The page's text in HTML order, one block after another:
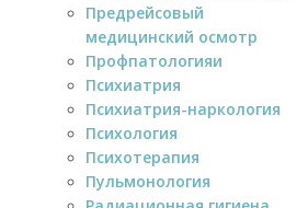
Предрейсовый
медицинский осмотр
Профпатологияи
Психиатрия
Психиатрия-наркология
Психология
Психотерапия
Пульмонология